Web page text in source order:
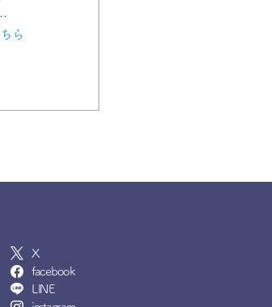
ら
X
facebook
LINE